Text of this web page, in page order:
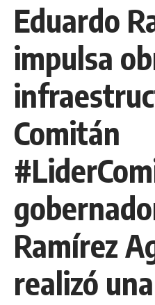
Eduardo
impulsa
Comitán
Ramírez
realizó